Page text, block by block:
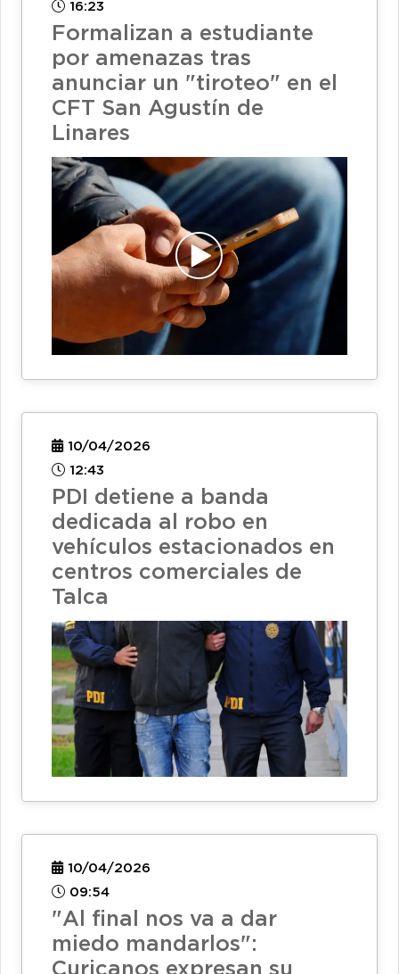
16:23
Formalizan a estudiante
por amenazas tras
anunciar un "tiroteo" en el
CFT San Agustín de
Linares
10/04/2026
12:43
PDI detiene a banda
dedicada al robo en
vehículos estacionados en
centros comerciales de
Talca
10/04/2026
09:54
"Al final nos va a dar
miedo mandarlos":
Curicanos expresan su